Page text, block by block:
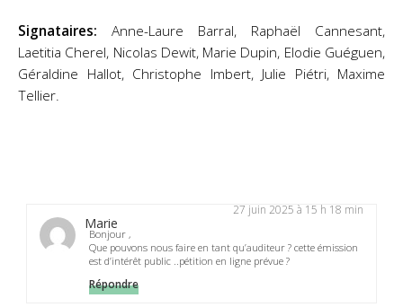
Signataires: Anne-Laure Barral, Raphaël Cannesant,
Laetitia Cherel, Nicolas Dewit, Marie Dupin, Elodie Guéguen,
Géraldine Hallot, Christophe Imbert, Julie Piétri, Maxime
Tellier.
Marie
27 juin 2025 à 15 h 18 min
Bonjour ,
Que pouvons nous faire en tant qu’auditeur ? cette émission
est d’intérêt public ..pétition en ligne prévue ?
Répondre